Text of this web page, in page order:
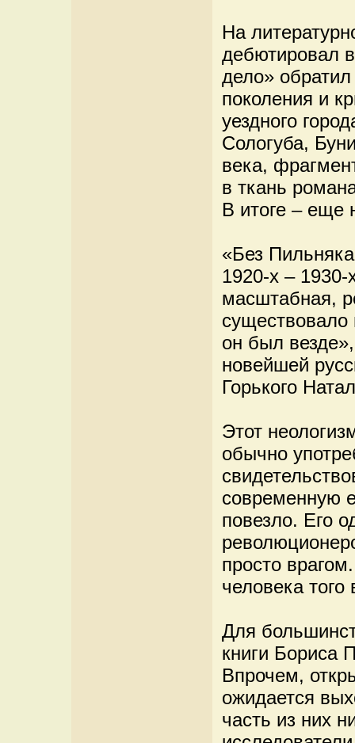
На
дебютировал
дело»
поколения и
уездного
Сологуба,
века,
в ткань
В итоге – еще
«Без
1920-х –
масштабная,
он был
новейшей
Горького
Этот
обычно
современную
повезло. Его
просто
человека
Для
книги Бориса
Впрочем,
ожидается
часть из них